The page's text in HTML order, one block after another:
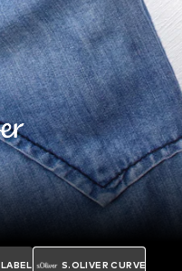
S.OLIVER CURVE